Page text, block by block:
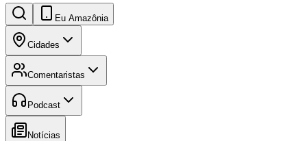
Eu Amazônia
Cidades
Comentaristas
Podcast
Notícias